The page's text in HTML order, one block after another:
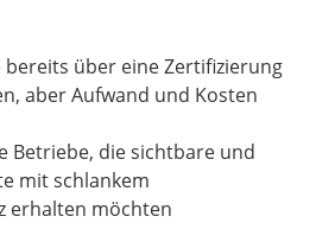
über eine Zertifizierung
aber Aufwand und Kosten
Betriebe, die sichtbare und
mit schlankem
erhalten möchten